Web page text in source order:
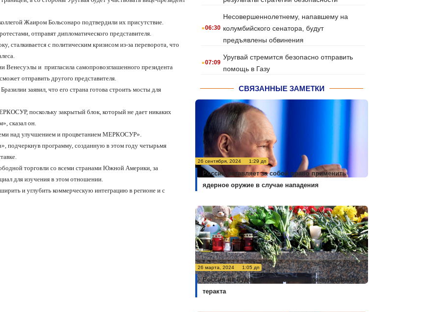
Жаиром Больсонаро подтвердили их присутствие.
отправят дипломатического представителя.
сталкивается с политическим кризисом из-за переворота, что
Венесуэлы и пригласила самопровозглашенного президента
отправить другого представителя.
заявил, что его страна готова строить мосты для
поскольку закрытый блок, который не дает никаких
сказал он.
над улучшением и процветанием МЕРКОСУР».
подчеркнув программу, созданную в этом году четырьмя
торговли со всеми странами Южной Америки, за
для изучения в этом отношении.
и углубить коммерческую интеграцию в регионе и с
.06:30
Несовершеннолетнему, напавшему на
колумбийского сенатора, будут
предъявлены обвинения
.07:09
Уругвай стремится безопасно отправить
помощь в Газу
СВЯЗАННЫЕ ЗАМЕТКИ
26 сентября, 2024 1:29 дп
Россия оставляет за собой право применить
ядерное оружие в случае нападения
26 марта, 2024 1:05 дп
Россия не будет комментировать расследование
теракта